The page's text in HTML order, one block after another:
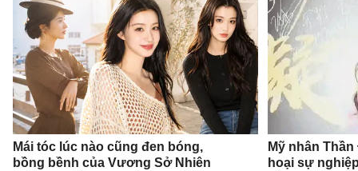
Mái tóc lúc nào cũng đen bóng,
bồng bềnh của Vương Sở Nhiên
Mỹ nhân
hoại sự